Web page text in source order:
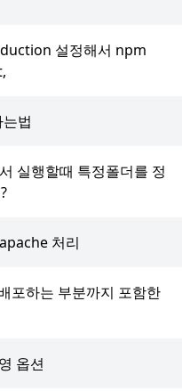
설정해서 npm
법
실행할때 특정폴더를 정
처리
포하는 부분까지 포함한
옵션